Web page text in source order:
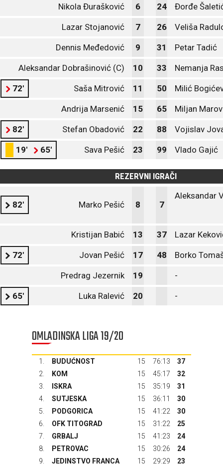
Nikola Đurašković 6 24 Đorđe
Lazar Stojanović 7 26 Veliša
Dennis Međedović 9 31 Petar Tadić
Aleksandar Dobrašinović (C) 10 33 Nemanja
72' Saša Mitrović 11 50 Milić
Andrija Marsenić 15 65 Miljan
82' Stefan Obadović 22 88 Vojislav
19' 65' Sava Pešić 23 99 Vlado Gajić
REZERVNI IGRAČI
82' Marko Pešić 8 7
Aleksandar
Kristijan Babić 13 37 Lazar
72' Jovan Pešić 17 48 Borko
Predrag Jezernik 19 -
65' Luka Ralević 20 -
OMLADINSKA LIGA 19/20
1. BUDUĆNOST 15 76:13
37
2.
KOM 15 45:17
32
3.
ISKRA 15 35:19
31
4.
SUTJESKA 15 36:11
30
5.
PODGORICA 15 41:22
30
6.
OFK TITOGRAD 15 31:22
25
7.
GRBALJ 15 41:23
24
8.
PETROVAC 15 30:26
24
9.
JEDINSTVO FRANCA 15 29:29
23